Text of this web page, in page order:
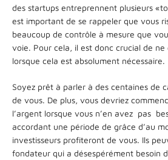
des startups entreprennent plusieurs
est important de se rappeler que vous
beaucoup de contrôle à mesure que
voie. Pour cela, il est donc crucial de
lorsque cela est absolument nécessaire.
Soyez prêt à parler à des centaines de
de vous. De plus, vous devriez
l’argent lorsque vous n’en avez pas
accordant une période de grâce d’au
investisseurs profiteront de vous. Ils
fondateur qui a désespérément besoin